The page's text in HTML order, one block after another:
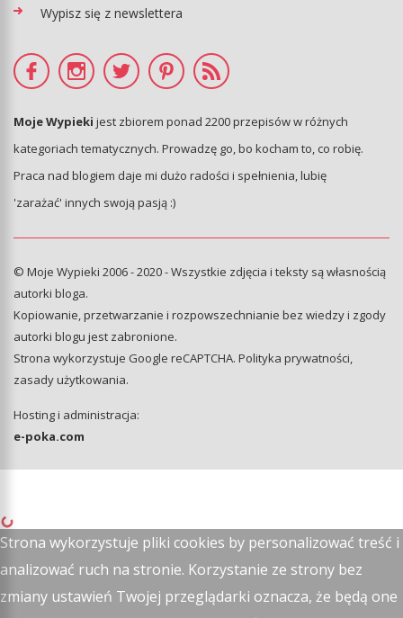
Wypisz się z newslettera
Moje Wypieki jest zbiorem ponad 2200 przepisów w różnych
kategoriach tematycznych. Prowadzę go, bo kocham to, co robię.
Praca nad blogiem daje mi dużo radości i spełnienia, lubię
'zarażać' innych swoją pasją :)
© Moje Wypieki 2006 - 2020 - Wszystkie zdjęcia i teksty są własnością
autorki bloga.
Kopiowanie, przetwarzanie i rozpowszechnianie bez wiedzy i zgody
autorki blogu jest zabronione.
Strona wykorzystuje Google reCAPTCHA. Polityka prywatności,
zasady użytkowania.
Hosting i administracja:
e-poka.com
Strona wykorzystuje pliki cookies by personalizować treść i
analizować ruch na stronie. Korzystanie ze strony bez
zmiany ustawień Twojej przeglądarki oznacza, że będą one